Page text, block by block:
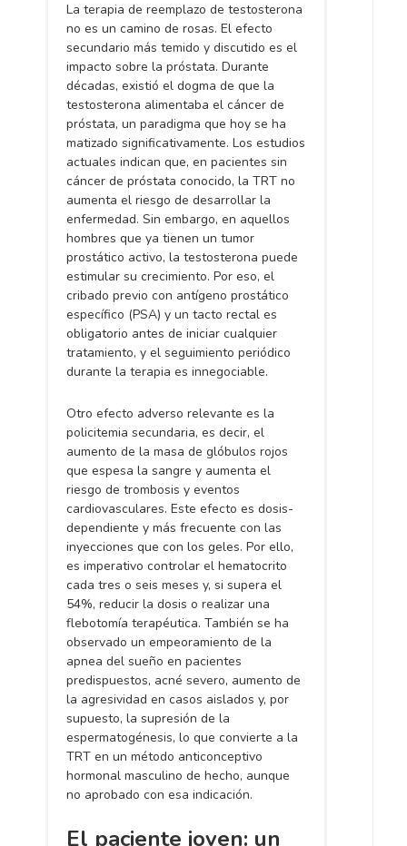
La terapia de reemplazo de testosterona
no es un camino de rosas. El efecto
secundario más temido y discutido es el
impacto sobre la próstata. Durante
décadas, existió el dogma de que la
testosterona alimentaba el cáncer de
próstata, un paradigma que hoy se ha
matizado significativamente. Los estudios
actuales indican que, en pacientes sin
cáncer de próstata conocido, la TRT no
aumenta el riesgo de desarrollar la
enfermedad. Sin embargo, en aquellos
hombres que ya tienen un tumor
prostático activo, la testosterona puede
estimular su crecimiento. Por eso, el
cribado previo con antígeno prostático
específico (PSA) y un tacto rectal es
obligatorio antes de iniciar cualquier
tratamiento, y el seguimiento periódico
durante la terapia es innegociable.
Otro efecto adverso relevante es la
policitemia secundaria, es decir, el
aumento de la masa de glóbulos rojos
que espesa la sangre y aumenta el
riesgo de trombosis y eventos
cardiovasculares. Este efecto es dosis-
dependiente y más frecuente con las
inyecciones que con los geles. Por ello,
es imperativo controlar el hematocrito
cada tres o seis meses y, si supera el
54%, reducir la dosis o realizar una
flebotomía terapéutica. También se ha
observado un empeoramiento de la
apnea del sueño en pacientes
predispuestos, acné severo, aumento de
la agresividad en casos aislados y, por
supuesto, la supresión de la
espermatogénesis, lo que convierte a la
TRT en un método anticonceptivo
hormonal masculino de hecho, aunque
no aprobado con esa indicación.
El paciente joven: un